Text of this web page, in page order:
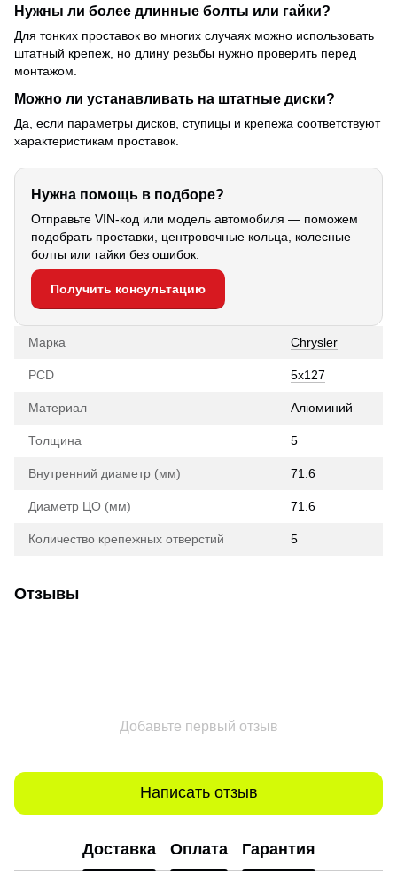
Нужны ли более длинные болты или гайки?
Для тонких проставок во многих случаях можно использовать
штатный крепеж, но длину резьбы нужно проверить перед
монтажом.
Можно ли устанавливать на штатные диски?
Да, если параметры дисков, ступицы и крепежа соответствуют
характеристикам проставок.
Нужна помощь в подборе?
Отправьте VIN-код или модель автомобиля — поможем
подобрать проставки, центровочные кольца, колесные
болты или гайки без ошибок.
Получить консультацию
Марка Chrysler
PCD 5x127
Материал Алюминий
Толщина 5
Внутренний диаметр (мм) 71.6
Диаметр ЦО (мм) 71.6
Количество крепежных отверстий 5
Отзывы
Добавьте первый отзыв
Написать отзыв
Доставка Оплата Гарантия